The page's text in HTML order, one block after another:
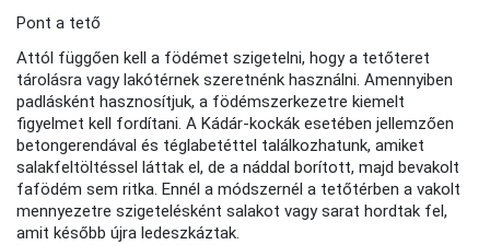
Pont a tető
Attól függően kell a födémet szigetelni, hogy a tetőteret
tárolásra vagy lakótérnek szeretnénk használni. Amennyiben
padlásként hasznosítjuk, a födémszerkezetre kiemelt
figyelmet kell fordítani. A Kádár-kockák esetében jellemzően
betongerendával és téglabetéttel találkozhatunk, amiket
salakfeltöltéssel láttak el, de a náddal borított, majd bevakolt
fafödém sem ritka. Ennél a módszernél a tetőtérben a vakolt
mennyezetre szigetelésként salakot vagy sarat hordtak fel,
amit később újra ledeszkáztak.